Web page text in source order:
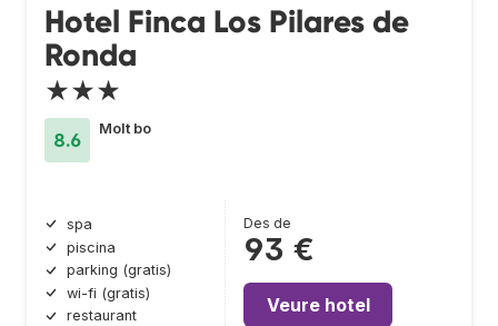
Hotel Finca Los Pilares de
Ronda
★★★
8.6
Molt bo
spa
piscina
parking (gratis)
wi-fi (gratis)
restaurant
Des de
93 €
Veure hotel